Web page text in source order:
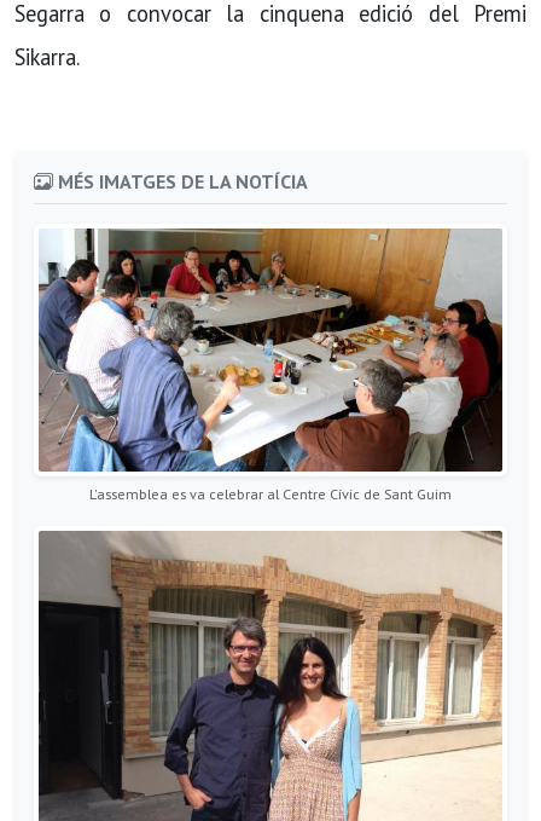
Segarra o convocar la cinquena edició del Premi
Sikarra.
MÉS IMATGES DE LA NOTÍCIA
L'assemblea es va celebrar al Centre Cívic de Sant Guim